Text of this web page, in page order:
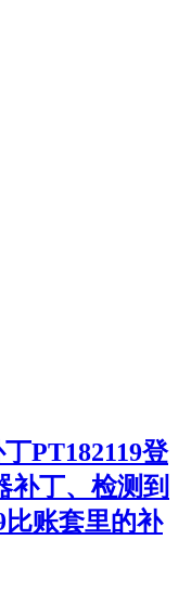
PT182119登
补丁、检测到
比账套里的补